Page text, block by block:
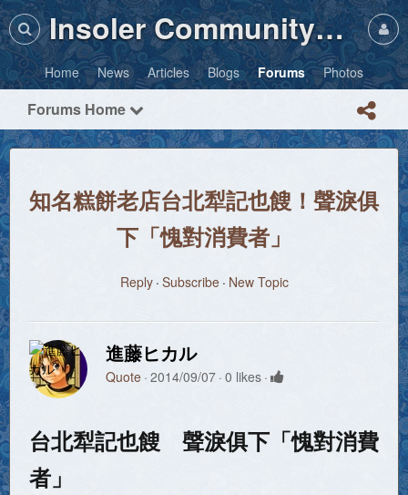
Insoler Community・Photos
Home News Articles Blogs Forums Photos
Forums Home
知名糕餅老店台北犁記也餿！聲淚俱
下「愧對消費者」
Reply Subscribe New Topic
進藤ヒカル
Quote 2014/09/07 0 likes
台北犁記也餿 聲淚俱下「愧對消費
者」